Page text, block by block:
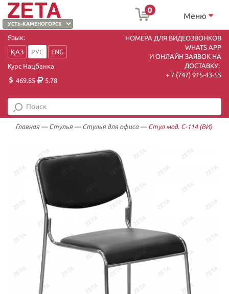
0
Меню
Язык:
ҚАЗ
РУС
ENG
Курс Нацбанка
469.85
5.78
НОМЕРА ДЛЯ ВИДЕОЗВОНКОВ
WHATS APP
И ОНЛАЙН ЗАЯВОК НА
ДОСТАВКУ:
+ 7 (747) 915-43-55
Главная— Стулья— Стулья для офиса— Стул мод. С-114 (ВИ)